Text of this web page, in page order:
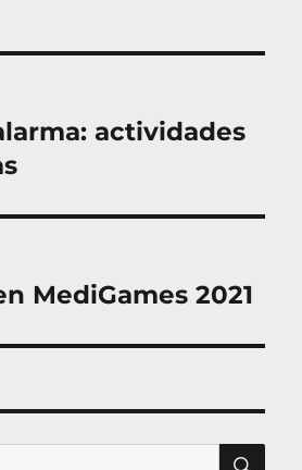
actividades
MediGames 2021